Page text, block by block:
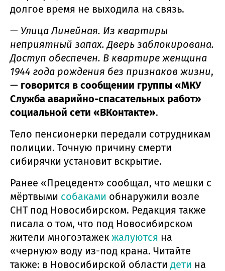
долгое время не выходила на связь.
— Улица Линейная. Из квартиры
неприятный запах. Дверь заблокирована.
Доступ обеспечен. В квартире женщина
1944 года рождения без признаков жизни,
— говорится в сообщении группы «МКУ
Служба аварийно-спасательных работ»
социальной сети «ВКонтакте».
Тело пенсионерки передали сотрудникам
полиции. Точную причину смерти
сибирячки установит вскрытие.
Ранее «Прецедент» сообщал, что мешки с
мёртвыми собаками обнаружили возле
СНТ под Новосибирском. Редакция также
писала о том, что под Новосибирском
жители многоэтажек жалуются на
«черную» воду из-под крана. Читайте
также: в Новосибирской области дети на